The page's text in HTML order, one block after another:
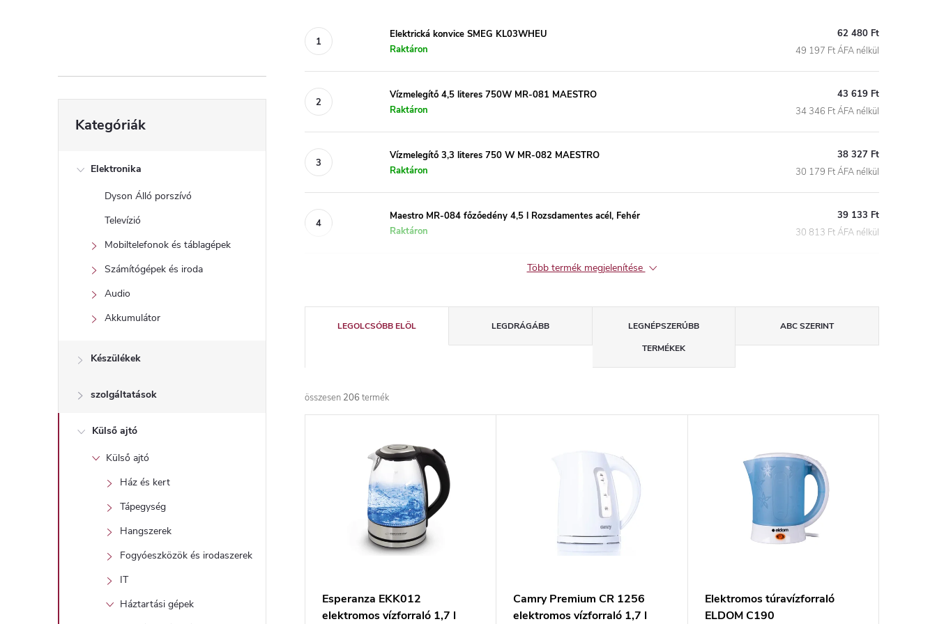
l
sátugrása
Kategóriák
Elektronika
Dyson Álló porszívó
Televízió
Mobiltelefonok és táblagépek
Számítógépek és iroda
Audio
Akkumulátor
Készülékek
szolgáltatások
Külső ajtó
Külső ajtó
Ház és kert
Tápegység
Hangszerek
Fogyóeszközök és irodaszerek
IT
Háztartási gépek
Elektrická konvice SMEG KL03WHEU
Raktáron
62 480 Ft
49 197 Ft ÁFA nélkül
Vízmelegítő 4,5 literes 750W MR-081 MAESTRO
Raktáron
43 619 Ft
34 346 Ft ÁFA nélkül
Vízmelegítő 3,3 literes 750 W MR-082 MAESTRO
Raktáron
38 327 Ft
30 179 Ft ÁFA nélkül
Maestro MR-084 főzőedény 4,5 l Rozsdamentes acél, Fehér
Raktáron
39 133 Ft
30 813 Ft ÁFA nélkül
Több termék megjelenítése
e
r
m
LEGOLCSÓBB ELÖL LEGDRÁGÁBB
LEGNÉPSZERŰBB
TERMÉKEK
ABC SZERINT
összesen 206 termék
Esperanza EKK012
elektromos vízforraló 1,7 l
Camry Premium CR 1256
elektromos vízforraló 1,7 l
Elektromos túravízforraló
ELDOM C190